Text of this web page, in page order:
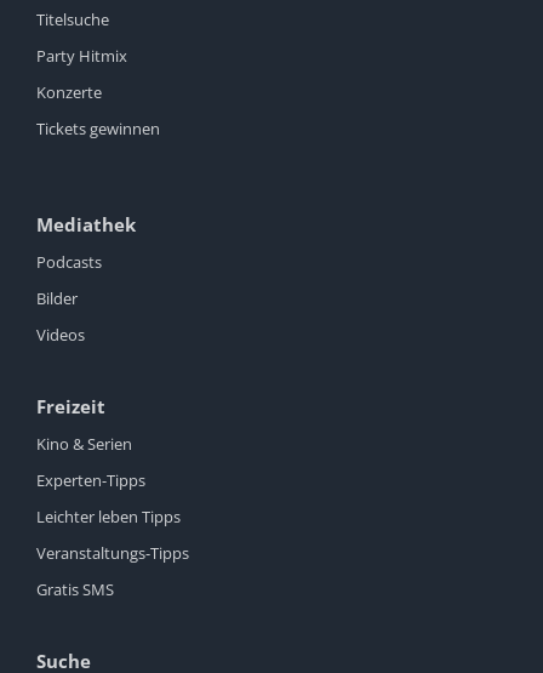
Titelsuche
Party Hitmix
Konzerte
Tickets gewinnen
Mediathek
Podcasts
Bilder
Videos
Freizeit
Kino & Serien
Experten-Tipps
Leichter leben Tipps
Veranstaltungs-Tipps
Gratis SMS
Suche